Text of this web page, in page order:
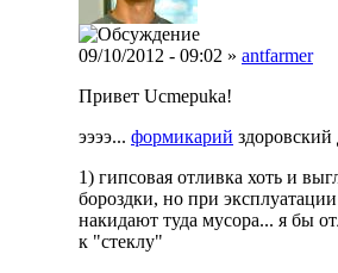
09/10/2012 - 09:02 » antfarmer
Привет Ucmepuka!
ээээ... формикарий здоровский
1) гипсовая отливка хоть и
бороздки, но при
накидают туда мусора... я бы
к "стеклу"